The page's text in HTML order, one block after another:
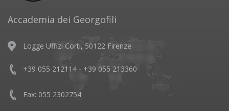
Accademia dei Georgofili
Logge Uffizi Corti, 50122 Firenze
+39 055 212114 - +39 055 213360
Fax: 055 2302754